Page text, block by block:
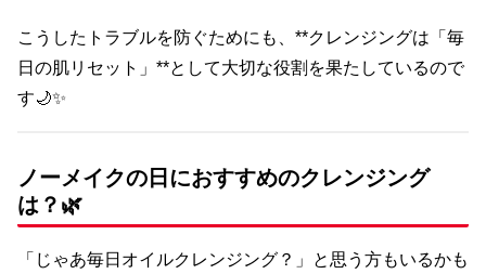
こうしたトラブルを防ぐためにも、**クレンジングは「毎
日の肌リセット」**として大切な役割を果たしているので
す🌙✨
ノーメイクの日におすすめのクレンジング
は？🌿
「じゃあ毎日オイルクレンジング？」と思う方もいるかも